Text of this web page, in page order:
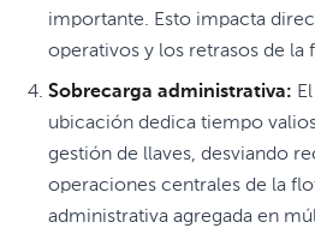
importante. Esto impacta
operativos y los retrasos de la
Sobrecarga administrativa:
ubicación dedica tiempo
gestión de llaves, desviando
operaciones centrales de la
administrativa agregada en